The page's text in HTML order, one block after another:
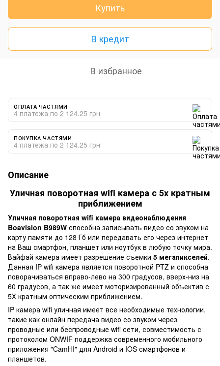
Купить
В кредит
В избранное
ОПЛАТА ЧАСТЯМИ
4 платежа по 2 124.25 грн
ПОКУПКА ЧАСТЯМИ
4 платежа по 2 124.25 грн
Описание
Уличная поворотная wifi камера с 5х кратным
приближением
Уличная поворотная wifi камера видеонаблюдения
Boavision B989W способна записывать видео со звуком на
карту памяти до 128 Гб или передавать его через интернет
на Ваш смартфон, планшет или ноутбук в любую точку мира.
Вайфай камера имеет разрешение съемки 5 мегапикселей.
Данная IP wifi камера является поворотной PTZ и способна
поворачиваться вправо-лево на 300 градусов, вверх-низ на
60 градусов, а так же имеет моторизированный объектив с
5Х кратным оптическим приближением.
IP камера wifi уличная имеет все необходимые технологии,
такие как онлайн передача видео со звуком через
проводные или беспроводные wifi сети, совместимость с
протоколом ONWIF поддержка современного мобильного
приложения "CamHI" для Android и IOS смартфонов и
планшетов.